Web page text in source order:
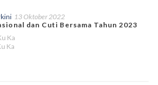
13 Oktober 2022
dan Cuti Bersama Tahun 2023
Ka
Ka